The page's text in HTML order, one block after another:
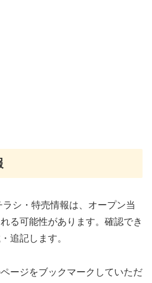
シ・特売情報は、オープン当
る可能性があります。確認でき
追記します。
ージをブックマークしていただ